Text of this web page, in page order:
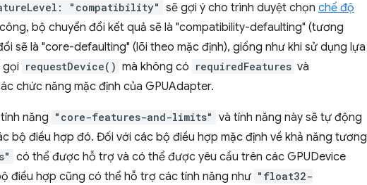
"compatibility" sẽ gợi ý cho trình duyệt chọn chế độ
bộ chuyển đổi kết quả sẽ là "compatibility-defaulting" (tương
sẽ là "core-defaulting" (lõi theo mặc định), giống như khi sử dụng lựa
gọi requestDevice() mà không có requiredFeatures và
chức năng mặc định của GPUAdapter.
năng "core-features-and-limits" và tính năng này sẽ tự động
bộ điều hợp đó. Đối với các bộ điều hợp mặc định về khả năng tương
có thể được hỗ trợ và có thể được yêu cầu trên các GPUDevice
điều hợp cũng có thể hỗ trợ các tính năng như "float32-